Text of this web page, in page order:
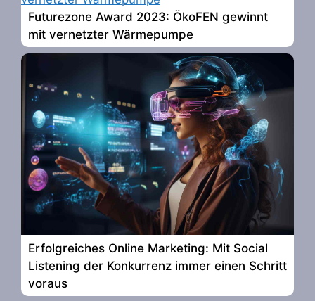
Futurezone Award 2023: ÖkoFEN gewinnt
mit vernetzter Wärmepumpe
Erfolgreiches Online Marketing: Mit Social
Listening der Konkurrenz immer einen Schritt
voraus